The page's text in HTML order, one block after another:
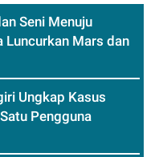
Seni Menuju
Luncurkan Mars dan
Ungkap Kasus
Pengguna